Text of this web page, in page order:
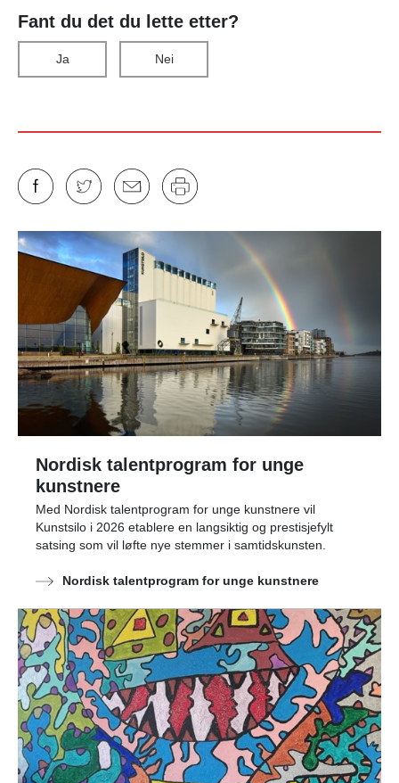
Fant du det du lette etter?
Ja Nei
Nordisk talentprogram for unge
kunstnere
Med Nordisk talentprogram for unge kunstnere vil
Kunstsilo i 2026 etablere en langsiktig og prestisjefylt
satsing som vil løfte nye stemmer i samtidskunsten.
Nordisk talentprogram for unge kunstnere